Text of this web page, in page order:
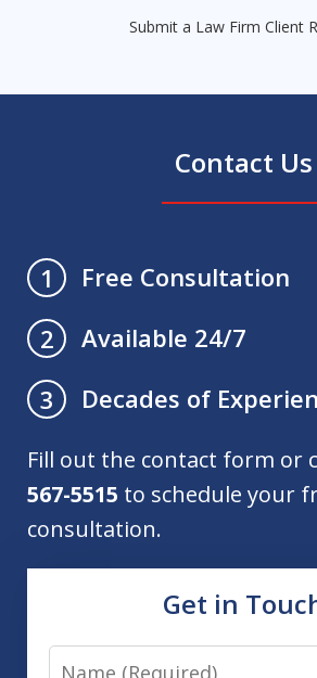
Submit a Law Firm Client
Contact Us
1
Free Consultation
2
Available 24/7
3
Decades of
Fill out the contact form or
567-5515 to schedule your
consultation.
Get in
Name